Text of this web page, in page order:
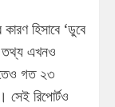
হিসাবে ‘ডুবে
তথ্য এখনও
গত ২৩
রিপোর্টও